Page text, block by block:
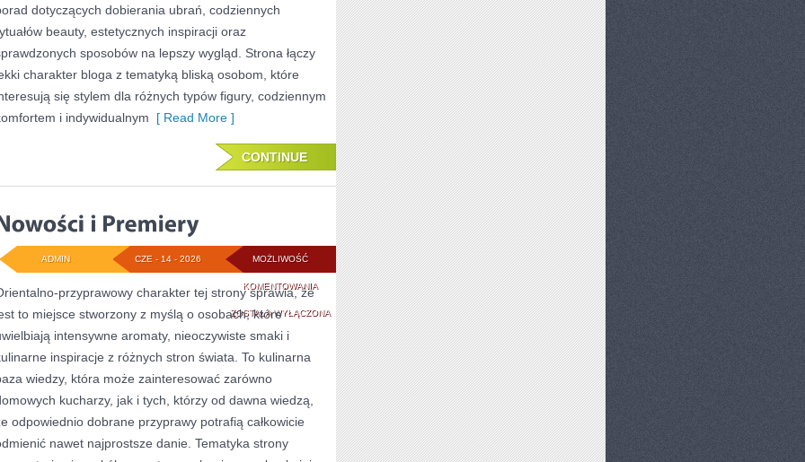
dotyczących dobierania ubrań, codziennych
beauty, estetycznych inspiracji oraz
sposobów na lepszy wygląd. Strona łączy
charakter bloga z tematyką bliską osobom, które
się stylem dla różnych typów figury, codziennym
i indywidualnym [ Read More ]
CONTINUE
MOŻLIWOŚĆ
KOMENTOWANIANOWOŚCI
I
PREMIERY
ZOSTAŁA WYŁĄCZONA
CZE - 14 - 2026
ADMIN
przyprawowy charakter tej strony sprawia, że
to miejsce stworzony z myślą o osobach, które
intensywne aromaty, nieoczywiste smaki i
inspiracje z różnych stron świata. To kulinarna
wiedzy, która może zainteresować zarówno
kucharzy, jak i tych, którzy od dawna wiedzą,
odpowiednio dobrane przyprawy potrafią całkowicie
nawet najprostsze danie. Tematyka strony